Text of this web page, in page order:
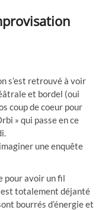
s’est retrouvé à voir
et bordel (oui
coup de coeur pour
» qui passe en ce
une enquête
pour avoir un fil
totalement déjanté
bourrés d’énergie et